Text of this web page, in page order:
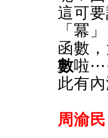
這可
「冪
函數
數啦
此有內
周渝